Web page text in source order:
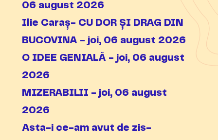
06 august 2026
Ilie Caraș- CU DOR ȘI DRAG DIN
BUCOVINA - joi, 06 august 2026
O IDEE GENIALĂ - joi, 06 august
2026
MIZERABILII - joi, 06 august
2026
Asta-i ce-am avut de zis-